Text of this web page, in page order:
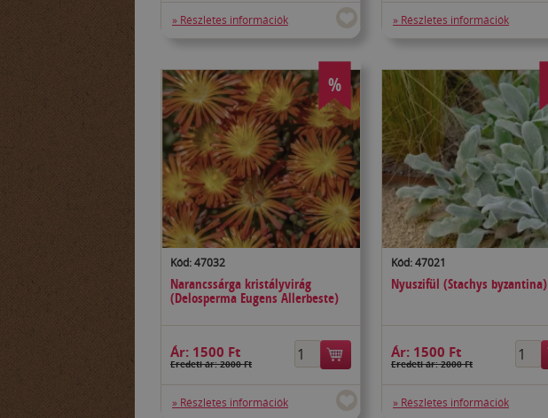
» Részletes információk » Részletes információk
%
Kód: 47032
Narancssárga kristályvirág
(Delosperma Eugens Allerbeste)
Ár: 1500 Ft
Eredeti ár: 2000 Ft
» Részletes információk
Kód: 47021
Nyuszifül (Stachys byzantina)
Ár: 1500 Ft
Eredeti ár: 2000 Ft
» Részletes információk